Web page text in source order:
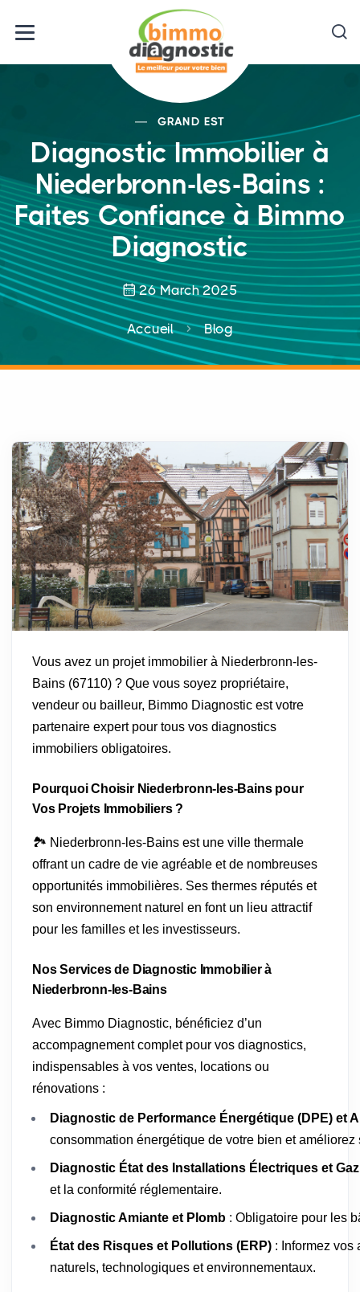
GRAND EST
Diagnostic Immobilier à
Niederbronn-les-Bains :
Faites Confiance à Bimmo
Diagnostic
26 March 2025
Accueil Blog
Vous avez un projet immobilier à Niederbronn-les-
Bains (67110) ? Que vous soyez propriétaire,
vendeur ou bailleur, Bimmo Diagnostic est votre
partenaire expert pour tous vos diagnostics
immobiliers obligatoires.
Pourquoi Choisir Niederbronn-les-Bains pour
Vos Projets Immobiliers ?
🏞️ Niederbronn-les-Bains est une ville thermale
offrant un cadre de vie agréable et de nombreuses
opportunités immobilières. Ses thermes réputés et
son environnement naturel en font un lieu attractif
pour les familles et les investisseurs.
Nos Services de Diagnostic Immobilier à
Niederbronn-les-Bains
Avec Bimmo Diagnostic, bénéficiez d’un
accompagnement complet pour vos diagnostics,
indispensables à vos ventes, locations ou
rénovations :
Diagnostic de Performance Énergétique (DPE) et
consommation énergétique de votre bien et améliorez
Diagnostic État des Installations Électriques et Gaz
et la conformité réglementaire.
Diagnostic Amiante et Plomb : Obligatoire pour les
État des Risques et Pollutions (ERP) : Informez vos
naturels, technologiques et environnementaux.